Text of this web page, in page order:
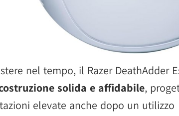
nel tempo, il Razer DeathAdder
solida e affidabile,
elevate anche dopo un utilizzo